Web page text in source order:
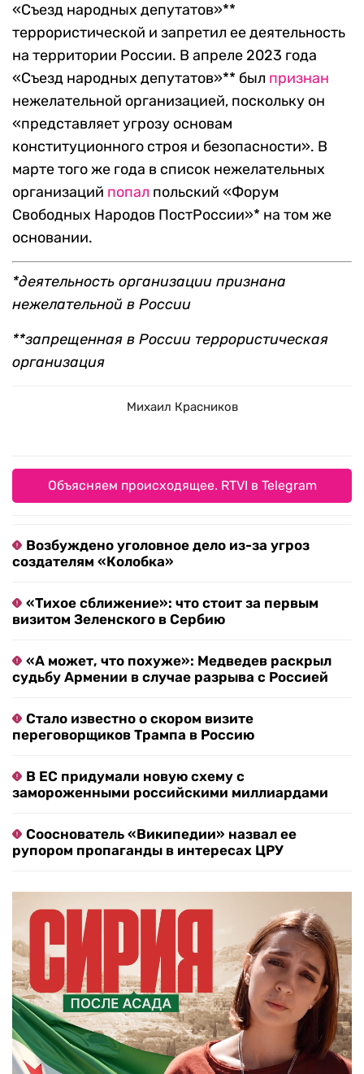
«Съезд народных депутатов»**
террористической и запретил ее деятельность
на территории России. В апреле 2023 года
«Съезд народных депутатов»** был признан
нежелательной организацией, поскольку он
«представляет угрозу основам
конституционного строя и безопасности». В
марте того же года в список нежелательных
организаций попал польский «Форум
Свободных Народов ПостРоссии»* на том же
основании.
*деятельность организации признана
нежелательной в России
**запрещенная в России террористическая
организация
Михаил Красников
Объясняем происходящее. RTVI в Telegram
Возбуждено уголовное дело из-за угроз
создателям «Колобка»
«Тихое сближение»: что стоит за первым
визитом Зеленского в Сербию
«А может, что похуже»: Медведев раскрыл
судьбу Армении в случае разрыва с Россией
Стало известно о скором визите
переговорщиков Трампа в Россию
В ЕС придумали новую схему с
замороженными российскими миллиардами
Сооснователь «Википедии» назвал ее
рупором пропаганды в интересах ЦРУ